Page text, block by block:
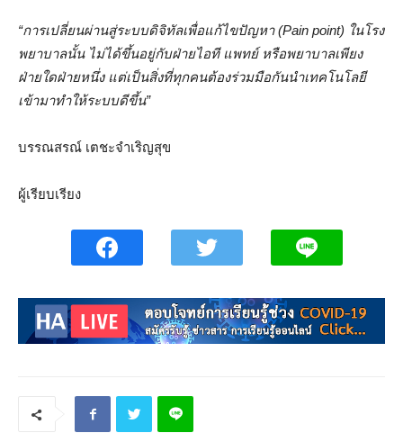
“การเปลี่ยนผ่านสู่ระบบดิจิทัลเพื่อแก้ไขปัญหา (Pain point) ในโรง
พยาบาลนั้น ไม่ได้ขึ้นอยู่กับฝ่ายไอที แพทย์ หรือพยาบาลเพียง
ฝ่ายใดฝ่ายหนึ่ง แต่เป็นสิ่งที่ทุกคนต้องร่วมมือกันนำเทคโนโลยี
เข้ามาทำให้ระบบดีขึ้น”
บรรณสรณ์ เตชะจำเริญสุข
ผู้เรียบเรียง